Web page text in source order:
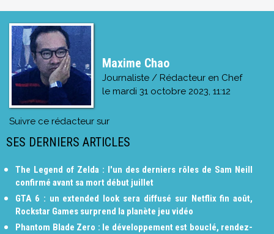
Maxime Chao
Journaliste / Rédacteur en Chef
le mardi 31 octobre 2023, 11:12
Suivre ce rédacteur sur
SES DERNIERS ARTICLES
The Legend of Zelda : l'un des derniers rôles de Sam Neill
confirmé avant sa mort début juillet
GTA 6 : un extended look sera diffusé sur Netflix fin août,
Rockstar Games surprend la planète jeu vidéo
Phantom Blade Zero : le développement est bouclé, rendez-